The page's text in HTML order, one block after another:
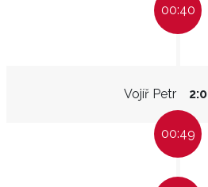
00:40
Vojíř Petr 2:0
00:49